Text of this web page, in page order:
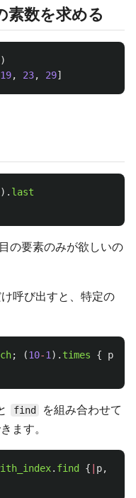
素数を求める
)
19, 23, 29]
). last
の要素のみが欲しいの
呼び出すと、特定の
; (10-1 ). times { p
find
を組み合わせて
ます。
. find { p,